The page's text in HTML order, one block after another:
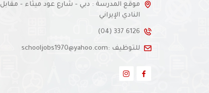
موقع المدرسة : دبي - شارع عود ميثاء - مقابل
النادي الإيراني
(04) 337 6126
للتوظيف :schooljobs1970@yahoo.com